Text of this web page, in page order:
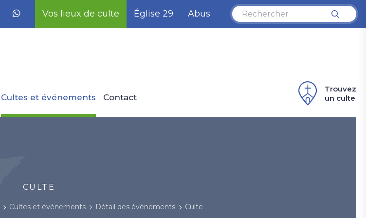
Vos lieux de culte Église 29 Abus
Cultes et événements Contact
Trouvez
un culte
CULTE
Cultes et événements Détail des événements Culte